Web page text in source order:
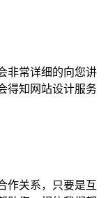
非常详细的向您讲
得知网站设计服务
作关系，只要是互